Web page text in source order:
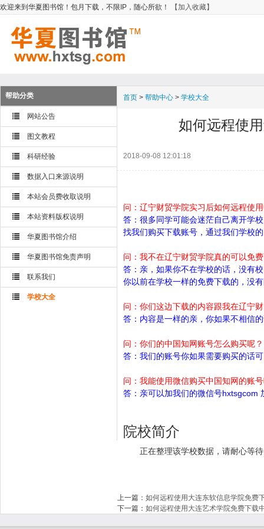
欢迎来到华夏图书馆！包月下载，不限IP，随心所欲！ 【加入收藏】
帮助分类
网站公告
图文教程
科研经验
数据入口来源说明
本站会员费收取说明
本站资料版权说明
华夏图书馆介绍
华夏图书馆免责声明
联系我们
学校大全
首页 > 帮助中心 > 学校大全
如何远程使
2018-09-08 12:01:18
问：辽宁财贸学院实习后如何远程使
答：很多同学可能会迷茫自己离开学
找我们购买下载账号，通过我们学校
问：我不在辽宁财贸学院真的可以免
答：亲，如果你不在学校的话，没有
你以前在学校一样的免费下载的，没
问：你们这边下载的内容跟我在辽宁
答：内容是一样的亲，你如果不相信
问：你们的中国知网账号怎么购买呢？
答：我们的账号你如果需要购买的话
问：我能使用微信购买中国知网的账
答：亲可以加我们的微信号hxtsgcom
院校简介
正在整理该学校数据，请耐心等
上一篇： 如何远程使用大连东软信息学院免费
下一篇： 如何远程使用大连艺术学院免费下载